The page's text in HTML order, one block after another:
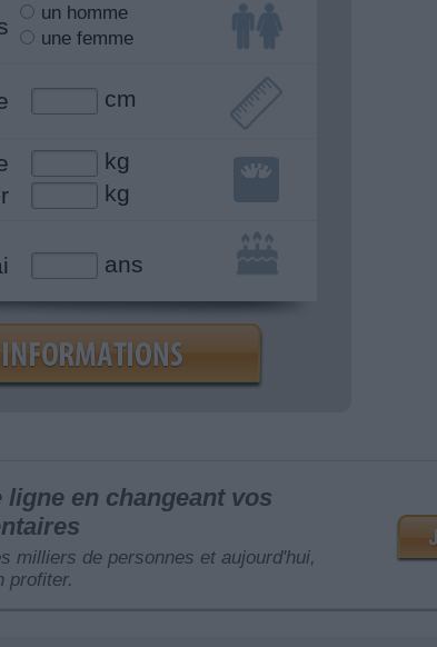
un homme
une femme
cm
kg
kg
ans
en changeant vos
milliers de personnes et aujourd'hui,
profiter.